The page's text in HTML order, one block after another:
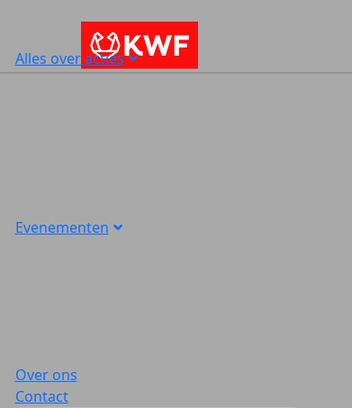
Alles over acties
Evenementen
Over ons
Contact